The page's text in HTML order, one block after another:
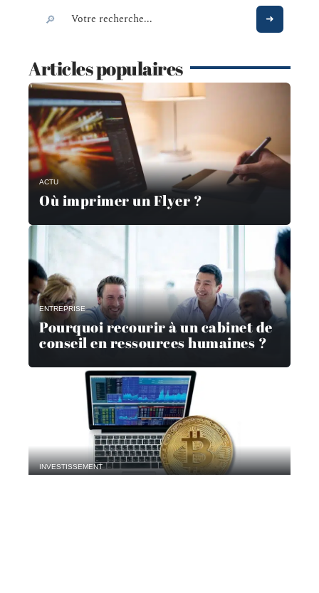
Articles populaires
ACTU
Où imprimer un Flyer ?
ENTREPRISE
Pourquoi recourir à un cabinet de
conseil en ressources humaines ?
INVESTISSEMENT